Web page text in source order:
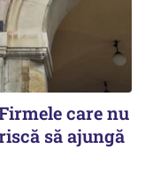
care nu
să ajungă